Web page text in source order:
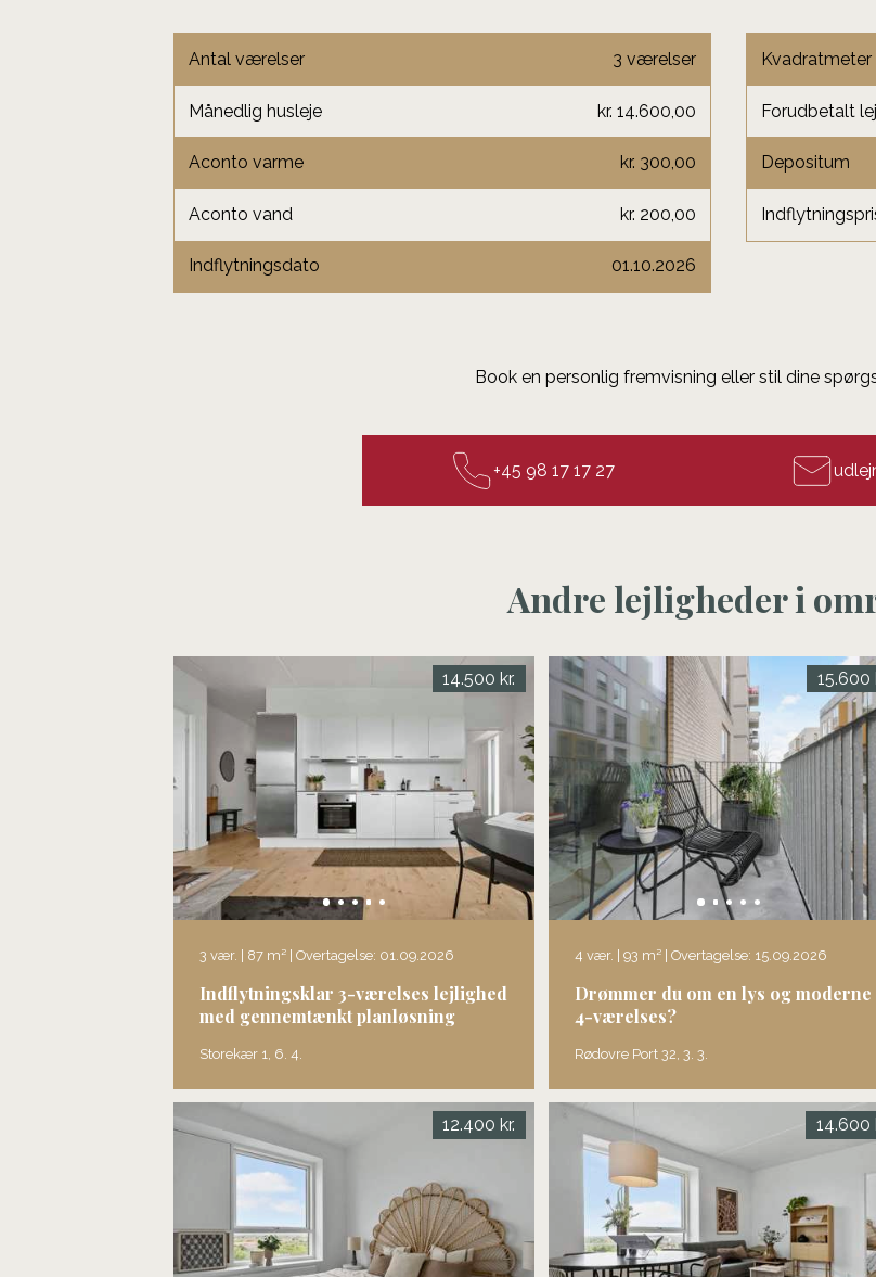
Antal værelser 3 værelser
Månedlig husleje kr. 14.600,00
Aconto varme kr. 300,00
Aconto vand kr. 200,00
Indflytningsdato 01.10.2026
Kvadratmeter
Forudbetalt
Depositum
Book en personlig fremvisning eller stil dine
+45 98 17 17 27
Andre lejligheder i
3 vær. | 87 m² | Overtagelse: 01.09.2026
Indflytningsklar 3-værelses lejlighed
med gennemtænkt planløsning
Storekær 1, 6. 4.
14.500 kr.
4 vær. | 93 m² | Overtagelse: 15.09.2026
Drømmer du om en lys og moderne
4-værelses?
Rødovre Port 32, 3. 3.
15.600
12.400 kr. 14.600